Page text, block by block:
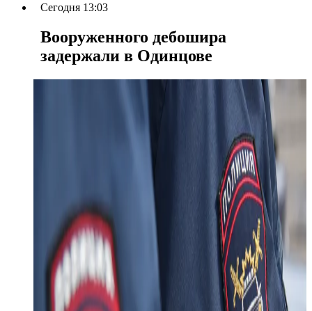
Сегодня 13:03
Вооруженного дебошира
задержали в Одинцове